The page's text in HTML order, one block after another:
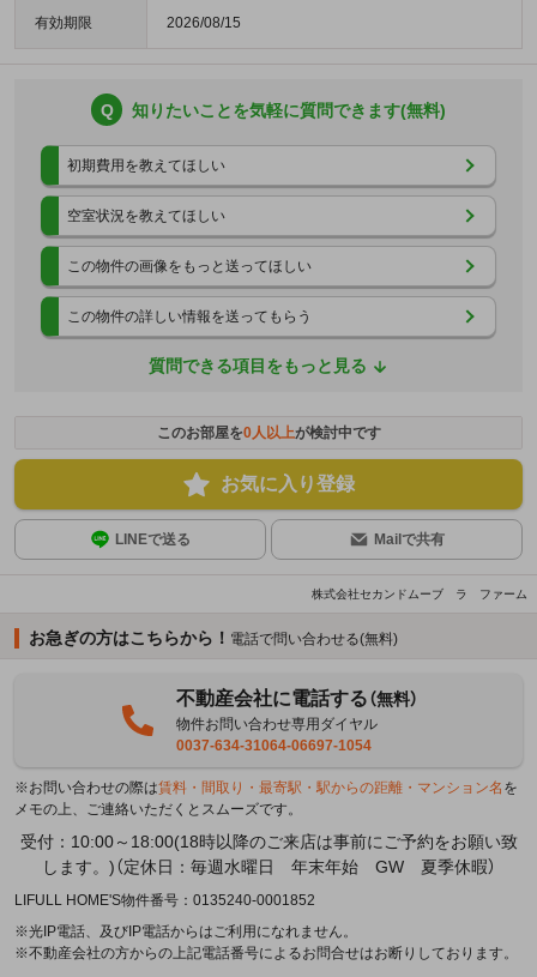
有効期限 2026/08/15
Q 知りたいことを気軽に質問できます(無料)
初期費用を教えてほしい
空室状況を教えてほしい
この物件の画像をもっと送ってほしい
この物件の詳しい情報を送ってもらう
質問できる項目をもっと見る
このお部屋を0人以上が検討中です
お気に入り登録
LINEで送る Mailで共有
株式会社セカンドムーブ ラ ファーム
お急ぎの方はこちらから！ 電話で問い合わせる(無料)
不動産会社に電話する（無料）
物件お問い合わせ専用ダイヤル
0037-634-31064-06697-1054
※お問い合わせの際は賃料・間取り・最寄駅・駅からの距離・マンション名 を
メモの上、ご連絡いただくとスムーズです。
受付：10:00～18:00(18時以降のご来店は事前にご予約をお願い致
します。)（定休日：毎週水曜日 年末年始 GW 夏季休暇）
LIFULL HOME'S物件番号：0135240-0001852
※光IP電話、及びIP電話からはご利用になれません。
※不動産会社の方からの上記電話番号によるお問合せはお断りしております。